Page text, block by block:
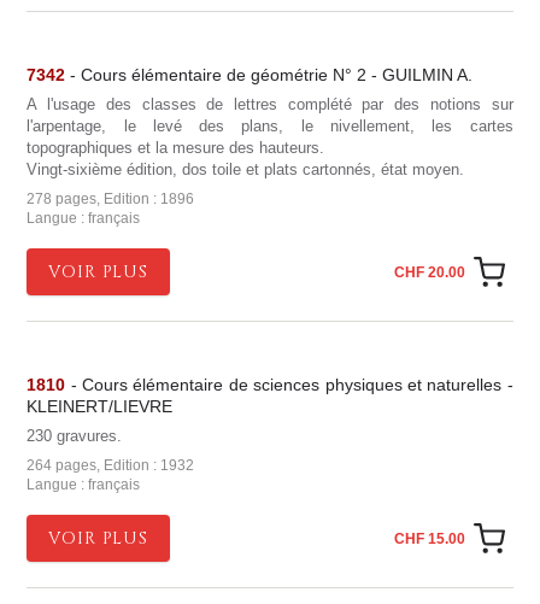
7342 - Cours élémentaire de géométrie N° 2 - GUILMIN A.
A l'usage des classes de lettres complété par des notions sur
l'arpentage, le levé des plans, le nivellement, les cartes
topographiques et la mesure des hauteurs.
Vingt-sixième édition, dos toile et plats cartonnés, état moyen.
278 pages, Edition : 1896
Langue : français
VOIR PLUS CHF 20.00
1810 - Cours élémentaire de sciences physiques et naturelles -
KLEINERT/LIEVRE
230 gravures.
264 pages, Edition : 1932
Langue : français
VOIR PLUS CHF 15.00